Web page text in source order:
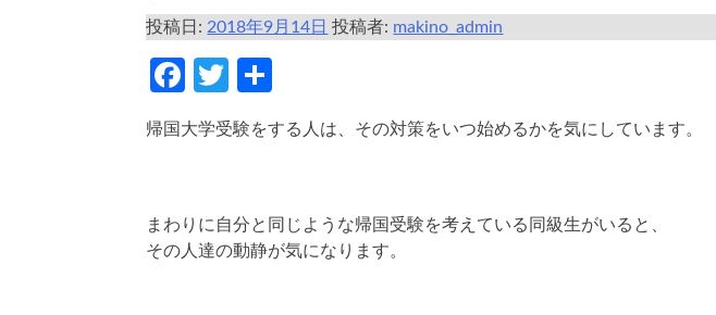
投稿日:2018年9月14日 投稿者: makino_admin
Facebook
Twitter
帰国大学受験をする人は、その対策をいつ始めるかを気にしています。
まわりに自分と同じような帰国受験を考えている同級生がいると、
その人達の動静が気になります。